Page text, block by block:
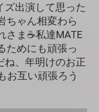
ズ出演して思った
ちゃん相変わら
さま☕私達MATE
ためにも頑張っ
、年明けのお正
お互い頑張ろう